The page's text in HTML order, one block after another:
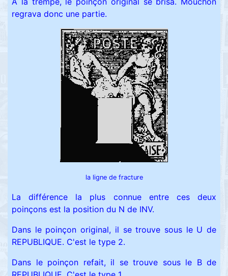
regrava donc une partie.
la ligne de fracture
La différence la plus connue entre ces deux
poinçons est la position du N de INV.
Dans le poinçon original, il se trouve sous le U de
REPUBLIQUE. C'est le type 2.
Dans le poinçon refait, il se trouve sous le B de